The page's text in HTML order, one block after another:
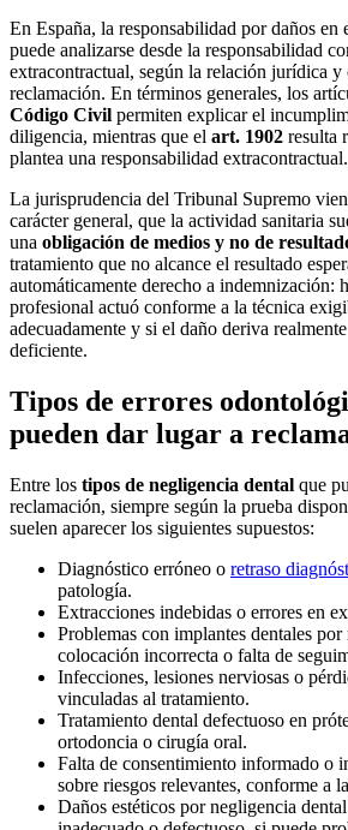
En España, la responsabilidad por daños
puede analizarse desde la responsabilidad
extracontractual, según la relación jurídica y
reclamación. En términos generales, los
Código Civil permiten explicar el
diligencia, mientras que el art. 1902 resulta
plantea una responsabilidad extracontractual.
La jurisprudencia del Tribunal Supremo
carácter general, que la actividad sanitaria
una obligación de medios y no de
tratamiento que no alcance el resultado
automáticamente derecho a indemnización:
profesional actuó conforme a la técnica
adecuadamente y si el daño deriva
deficiente.
Tipos de errores
pueden dar lugar a
Entre los tipos de negligencia dental que
reclamación, siempre según la prueba
suelen aparecer los siguientes supuestos:
Diagnóstico erróneo o retraso
patología.
Extracciones indebidas o errores en
Problemas con implantes dentales
colocación incorrecta o falta de
Infecciones, lesiones nerviosas o
vinculadas al tratamiento.
Tratamiento dental defectuoso en
ortodoncia o cirugía oral.
Falta de consentimiento informado o
sobre riesgos relevantes, conforme a la
Daños estéticos por negligencia